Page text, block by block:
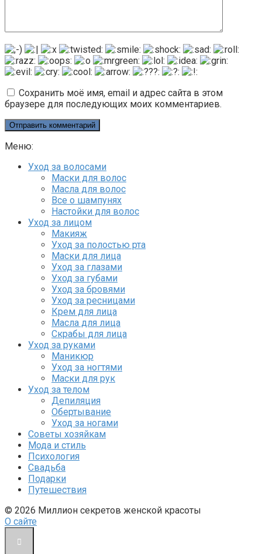
Сохранить моё имя, email и адрес сайта в этом
браузере для последующих моих комментариев.
Меню:
Уход за волосами
Маски для волос
Масла для волос
Все о шампунях
Настойки для волос
Уход за лицом
Макияж
Уход за полостью рта
Маски для лица
Уход за глазами
Уход за губами
Уход за бровями
Уход за ресницами
Крем для лица
Масла для лица
Скрабы для лица
Уход за руками
Маникюр
Уход за ногтями
Маски для рук
Уход за телом
Депиляция
Обертывание
Уход за ногами
Советы хозяйкам
Мода и стиль
Психология
Свадьба
Подарки
Путешествия
© 2026 Миллион секретов женской красоты
О сайте